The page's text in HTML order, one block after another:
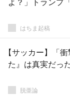
よ？」トランプ
はちま起稿
【サッカー】「
た』は真実だっ
脱亜論